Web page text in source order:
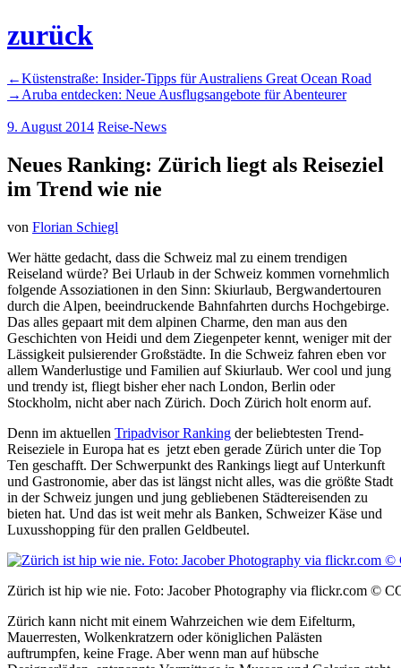
zurück
Beitragsnavigation
←Küstenstraße: Insider-Tipps für Australiens Great Ocean Road
→ Aruba entdecken: Neue Ausflugsangebote für Abenteurer
9. August 2014 Reise-News
Neues Ranking: Zürich liegt als Reiseziel
im Trend wie nie
von Florian Schiegl
Wer hätte gedacht, dass die Schweiz mal zu einem trendigen
Reiseland würde? Bei Urlaub in der Schweiz kommen vornehmlich
folgende Assoziationen in den Sinn: Skiurlaub, Bergwandertouren
durch die Alpen, beeindruckende Bahnfahrten durchs Hochgebirge.
Das alles gepaart mit dem alpinen Charme, den man aus den
Geschichten von Heidi und dem Ziegenpeter kennt, weniger mit der
Lässigkeit pulsierender Großstädte. In die Schweiz fahren eben vor
allem Wanderlustige und Familien auf Skiurlaub. Wer cool und jung
und trendy ist, fliegt bisher eher nach London, Berlin oder
Stockholm, nicht aber nach Zürich. Doch Zürich holt enorm auf.
Denn im aktuellen Tripadvisor Ranking der beliebtesten Trend-
Reiseziele in Europa hat es jetzt eben gerade Zürich unter die Top
Ten geschafft. Der Schwerpunkt des Rankings liegt auf Unterkunft
und Gastronomie, aber das ist längst nicht alles, was die größte Stadt
in der Schweiz jungen und jung gebliebenen Städtereisenden zu
bieten hat. Und das ist weit mehr als Banken, Schweizer Käse und
Luxusshopping für den prallen Geldbeutel.
Zürich ist hip wie nie. Foto: Jacober Photography via flickr.com ©
Zürich kann nicht mit einem Wahrzeichen wie dem Eifelturm,
Mauerresten, Wolkenkratzern oder königlichen Palästen
auftrumpfen, keine Frage. Aber wenn man auf hübsche